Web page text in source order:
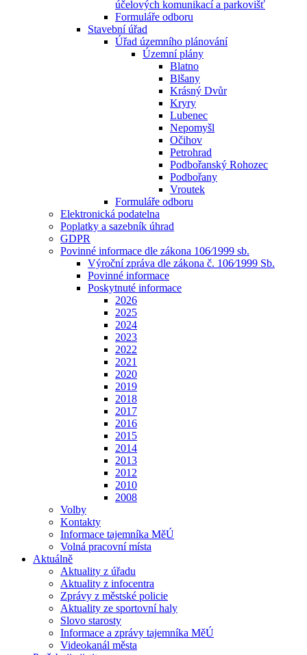
účelových komunikací a parkovišť
Formuláře odboru
Stavební úřad
Úřad územního plánování
Územní plány
Blatno
Blšany
Krásný Dvůr
Kryry
Lubenec
Nepomyšl
Očihov
Petrohrad
Podbořanský Rohozec
Podbořany
Vroutek
Formuláře odboru
Elektronická podatelna
Poplatky a sazebník úhrad
GDPR
Povinné informace dle zákona 106⁄1999 sb.
Výroční zpráva dle zákona č. 106⁄1999 Sb.
Povinné informace
Poskytnuté informace
2026
2025
2024
2023
2022
2021
2020
2019
2018
2017
2016
2015
2014
2013
2012
2010
2008
Volby
Kontakty
Informace tajemníka MěÚ
Volná pracovní místa
Aktuálně
Aktuality z úřadu
Aktuality z infocentra
Zprávy z městské policie
Aktuality ze sportovní haly
Slovo starosty
Informace a zprávy tajemníka MěÚ
Videokanál města